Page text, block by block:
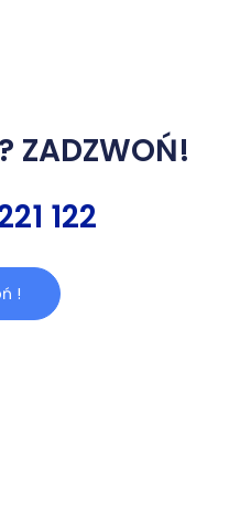
ZADZWOŃ!
122
!